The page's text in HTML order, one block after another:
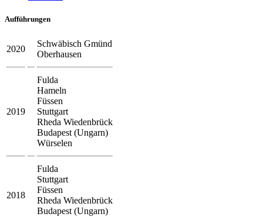
Aufführungen
2020
Schwäbisch Gmünd
Oberhausen
2019
Fulda
Hameln
Füssen
Stuttgart
Rheda Wiedenbrück
Budapest (Ungarn)
Würselen
2018
Fulda
Stuttgart
Füssen
Rheda Wiedenbrück
Budapest (Ungarn)